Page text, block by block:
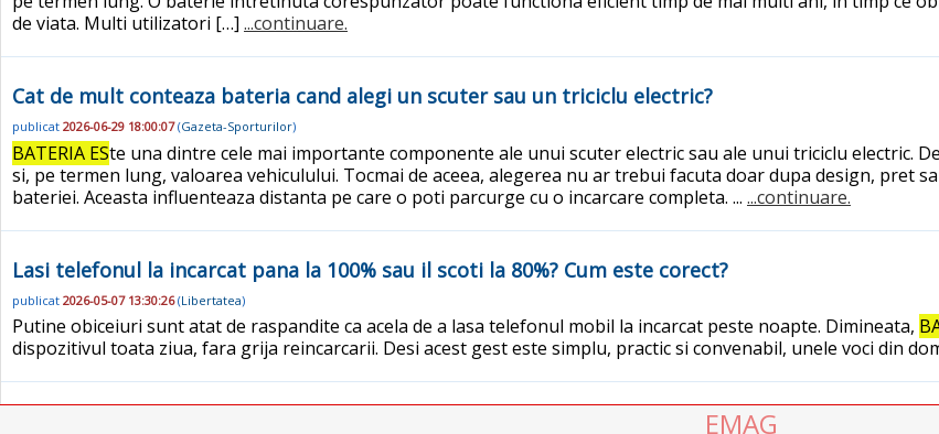
de viata. Multi utilizatori […] ...continuare.
Cat de mult conteaza bateria cand alegi un scuter sau un triciclu electric?
publicat 2026-06-29 18:00:07(Gazeta-Sporturilor)
BATERIA ESte una dintre cele mai importante componente ale unui scuter electric sau ale unui triciclu electric.
si, pe termen lung, valoarea vehiculului. Tocmai de aceea, alegerea nu ar trebui facuta doar dupa design, pret
bateriei. Aceasta influenteaza distanta pe care o poti parcurge cu o incarcare completa. ... ...continuare.
Lasi telefonul la incarcat pana la 100% sau il scoti la 80%? Cum este corect?
publicat 2026-05-07 13:30:26(Libertatea)
Putine obiceiuri sunt atat de raspandite ca acela de a lasa telefonul mobil la incarcat peste noapte. Dimineata,
dispozitivul toata ziua, fara grija reincarcarii. Desi acest gest este simplu, practic si convenabil, unele voci din
EMAG